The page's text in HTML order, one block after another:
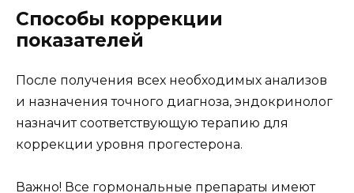
Способы коррекции
показателей
После получения всех необходимых анализов
и назначения точного диагноза, эндокринолог
назначит соответствующую терапию для
коррекции уровня прогестерона.
Важно! Все гормональные препараты имеют